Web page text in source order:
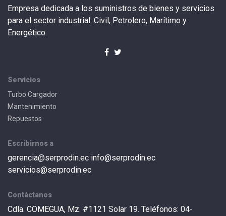
Empresa dedicada a los suministros de bienes y servicios
para el sector industrial: Civil, Petrolero, Marítimo y
Energético.
Servicios
Turbo Cargador
Mantenimiento
Repuestos
Escribirnos a
gerencia@serprodin.ec info@serprodin.ec
servicios@serprodin.ec
Contáctanos
Cdla. COMEGUA, Mz. #1121 Solar 19. Teléfonos: 04-